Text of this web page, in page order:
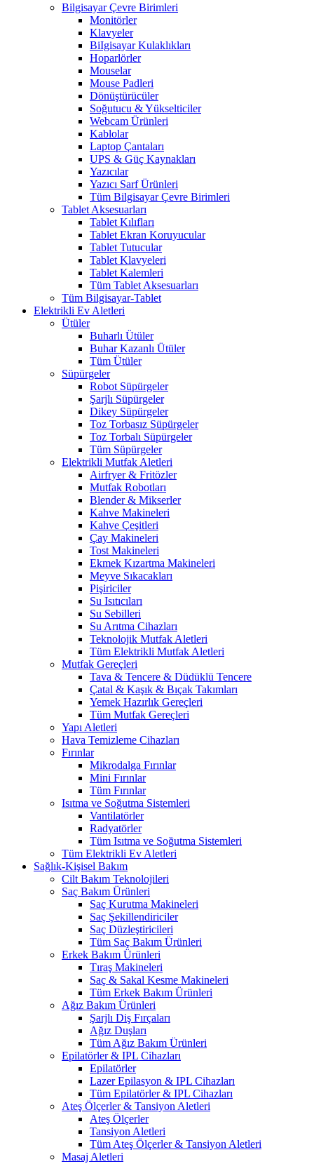
Bilgisayar Çevre Birimleri
Monitörler
Klavyeler
BiIgisayar Kulaklıkları
Hoparlörler
Mouselar
Mouse Padleri
Dönüştürücüler
Soğutucu & Yükselticiler
Webcam Ürünleri
Kablolar
Laptop Çantaları
UPS & Güç Kaynakları
Yazıcılar
Yazıcı Sarf Ürünleri
Tüm Bilgisayar Çevre Birimleri
Tablet Aksesuarları
Tablet Kılıfları
Tablet Ekran Koruyucular
Tablet Tutucular
Tablet Klavyeleri
Tablet Kalemleri
Tüm Tablet Aksesuarları
Tüm Bilgisayar-Tablet
Elektrikli Ev Aletleri
Ütüler
Buharlı Ütüler
Buhar Kazanlı Ütüler
Tüm Ütüler
Süpürgeler
Robot Süpürgeler
Şarjlı Süpürgeler
Dikey Süpürgeler
Toz Torbasız Süpürgeler
Toz Torbalı Süpürgeler
Tüm Süpürgeler
Elektrikli Mutfak Aletleri
Airfryer & Fritözler
Mutfak Robotları
Blender & Mikserler
Kahve Makineleri
Kahve Çeşitleri
Çay Makineleri
Tost Makineleri
Ekmek Kızartma Makineleri
Meyve Sıkacakları
Pişiriciler
Su Isıtıcıları
Su Sebilleri
Su Arıtma Cihazları
Teknolojik Mutfak Aletleri
Tüm Elektrikli Mutfak Aletleri
Mutfak Gereçleri
Tava & Tencere & Düdüklü Tencere
Çatal & Kaşık & Bıçak Takımları
Yemek Hazırlık Gereçleri
Tüm Mutfak Gereçleri
Yapı Aletleri
Hava Temizleme Cihazları
Fırınlar
Mikrodalga Fırınlar
Mini Fırınlar
Tüm Fırınlar
Isıtma ve Soğutma Sistemleri
Vantilatörler
Radyatörler
Tüm Isıtma ve Soğutma Sistemleri
Tüm Elektrikli Ev Aletleri
Sağlık-Kişisel Bakım
Cilt Bakım Teknolojileri
Saç Bakım Ürünleri
Saç Kurutma Makineleri
Saç Şekillendiriciler
Saç Düzleştiricileri
Tüm Saç Bakım Ürünleri
Erkek Bakım Ürünleri
Tıraş Makineleri
Saç & Sakal Kesme Makineleri
Tüm Erkek Bakım Ürünleri
Ağız Bakım Ürünleri
Şarjlı Diş Fırçaları
Ağız Duşları
Tüm Ağız Bakım Ürünleri
Epilatörler & IPL Cihazları
Epilatörler
Lazer Epilasyon & IPL Cihazları
Tüm Epilatörler & IPL Cihazları
Ateş Ölçerler & Tansiyon Aletleri
Ateş Ölçerler
Tansiyon Aletleri
Tüm Ateş Ölçerler & Tansiyon Aletleri
Masaj Aletleri